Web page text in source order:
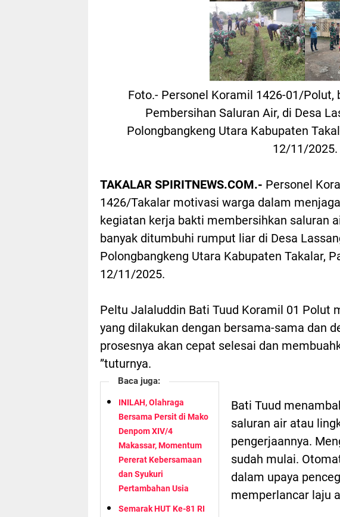
Foto.- Personel Koramil 1426-01/Polut,
Pembersihan Saluran Air, di Desa
Polongbangkeng Utara Kabupaten
12/11/2025.
TAKALAR SPIRITNEWS.COM.- Personel
1426/Takalar motivasi warga dalam
kegiatan kerja bakti membersihkan saluran
banyak ditumbuhi rumput liar di Desa
Polongbangkeng Utara Kabupaten Takalar,
12/11/2025.
Peltu Jalaluddin Bati Tuud Koramil 01 Polut
yang dilakukan dengan bersama-sama dan
prosesnya akan cepat selesai dan
”tuturnya.
Baca juga:
INILAH, Olahraga
Bersama Persit di Mako
Denpom XIV/4
Makassar, Momentum
Pererat Kebersamaan
dan Syukuri
Pertambahan Usia
Semarak HUT Ke-81 RI
Bati Tuud
saluran air atau
pengerjaannya.
sudah mulai.
dalam upaya
memperlancar laju